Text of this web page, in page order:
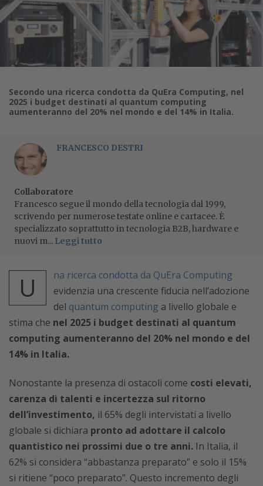
Secondo una ricerca condotta da QuEra Computing, nel
2025 i budget destinati al quantum computing
aumenteranno del 20% nel mondo e del 14% in Italia.
FRANCESCO DESTRI
Collaboratore
Francesco segue il mondo della tecnologia dal 1999,
scrivendo per numerose testate online e cartacee. È
specializzato soprattutto in tecnologia B2B, hardware e
nuovi m... Leggi tutto
U
na ricerca condotta da QuEra Computing
evidenzia una crescente fiducia nell’adozione
del quantum computing a livello globale e
stima che nel 2025 i budget destinati al quantum
computing aumenteranno del 20% nel mondo e del
14% in Italia.
Nonostante la presenza di ostacoli come costi elevati,
carenza di talenti e incertezza sul ritorno
dell’investimento, il 65% degli intervistati a livello
globale si dichiara pronto ad adottare il calcolo
quantistico nei prossimi due o tre anni. In Italia, il
62% si considera “abbastanza preparato” e solo il 15%
si ritiene “poco preparato”. Questo incremento degli